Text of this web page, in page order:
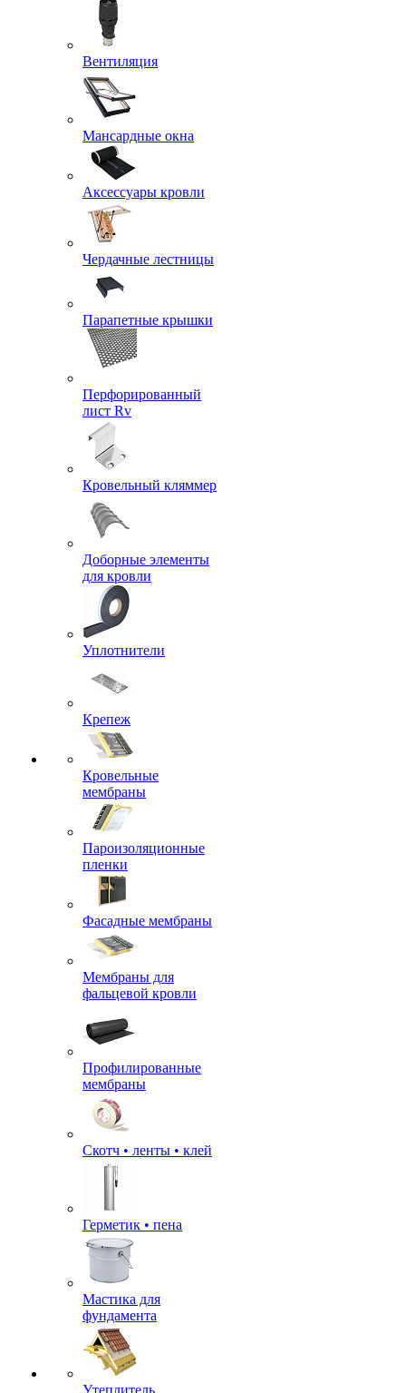
Вентиляция
Мансардные окна
Аксессуары кровли
Чердачные лестницы
Парапетные крышки
Перфорированный
лист Rv
Кровельный кляммер
Доборные элементы
для кровли
Уплотнители
Крепеж
Кровельные
мембраны
Пароизоляционные
пленки
Фасадные мембраны
Мембраны для
фальцевой кровли
Профилированные
мембраны
Скотч • ленты • клей
Герметик • пена
Мастика для
фундамента
Утеплитель